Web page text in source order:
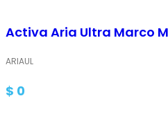
Activa Aria Ultra Marco
ARIAUL
$ 0